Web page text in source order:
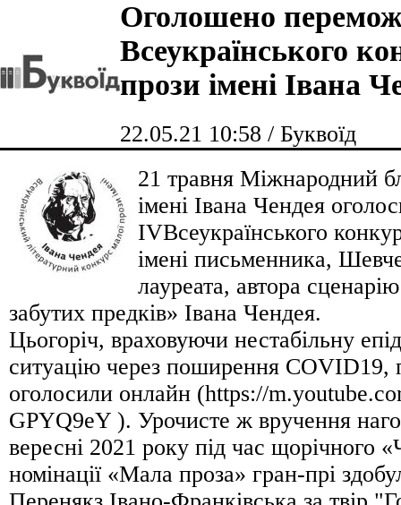
Оголошено
Всеукраїнського
прози імені Івана
22.05.21 10:58 / Буквоїд
21 травня Міжнародний
імені Івана Чендея
ІVВсеукраїнського
імені письменника,
лауреата, автора
забутих предків» Івана Чендея.
Цьогоріч, враховуючи нестабільну
ситуацію через поширення COVID19,
оголосили онлайн (https://
GPYQ9eY ). Урочисте ж вручення
вересні 2021 року під час щорічного
номінації «Мала проза» гран-прі